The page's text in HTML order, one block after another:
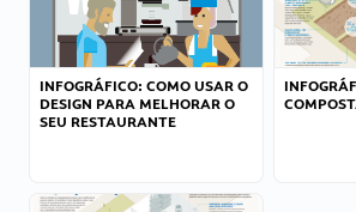
INFOGRÁFICO: COMO USAR O
DESIGN PARA MELHORAR O
SEU RESTAURANTE